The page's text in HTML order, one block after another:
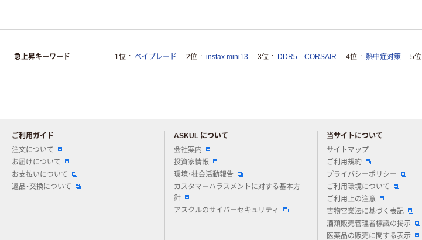
急上昇キーワード 1位 ベイブレード 2位 instax mini13 3位 DDR5 CORSAIR 4位 熱中症対策 5位
ご利用ガイド
注文について
お届けについて
お支払いについて
返品・交換について
ASKUL について
会社案内
投資家情報
環境・社会活動報告
カスタマーハラスメントに対する基本方
針
アスクルのサイバーセキュリティ
当サイトについて
サイトマップ
ご利用規約
プライバシーポリシー
ご利用環境について
ご利用上の注意
古物営業法に基づく表記
酒類販売管理者標識の掲示
医薬品の販売に関する表示